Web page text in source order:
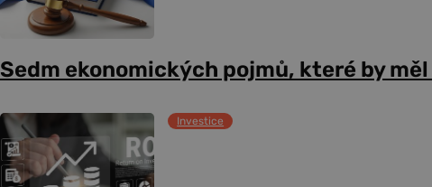
Sedm ekonomických pojmů, které by
Investice